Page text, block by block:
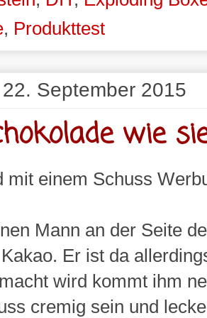
, Produkttest
September 2015
wie
mit einem Schuss
Mann an der Seite
Er ist da
wird kommt ihm
cremig sein und